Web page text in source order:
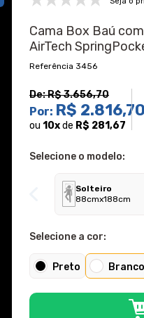
Cama Box Baú
AirTech
3456
De:R$ 3.656,70
Por: R$ 2.816,70
ou 10xde R$ 281,67
Selecione o modelo:
Solteiro
88cmx188cm
Selecione a cor:
Preto Branco